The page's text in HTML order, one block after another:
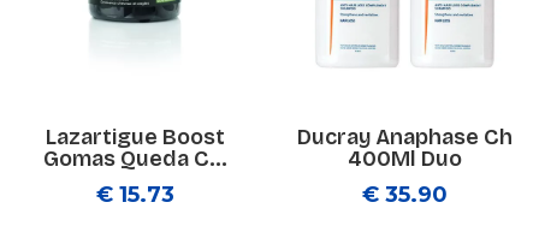
Lazartigue Boost
Gomas Queda C...
€ 15.73
Ducray Anaphase Ch
400Ml Duo
€ 35.90